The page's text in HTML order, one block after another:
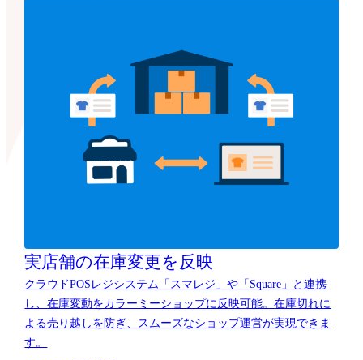
実店舗の在庫変更を反映
クラウドPOSレジシステム「スマレジ」や「Square」と連携
し、在庫変動をカラーミーショップに反映可能。在庫切れに
よる売り越しを防ぎ、スムーズなショップ運営が実現できま
す。